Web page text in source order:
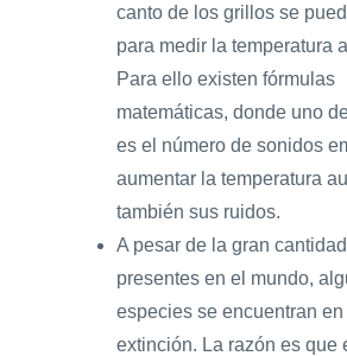
canto de los grillos se
para medir la temperatura
Para ello existen fórmulas
matemáticas, donde uno
es el número de sonidos
aumentar la temperatura
también sus ruidos.
A pesar de la gran
presentes en el mundo,
especies se encuentran
extinción. La razón es que